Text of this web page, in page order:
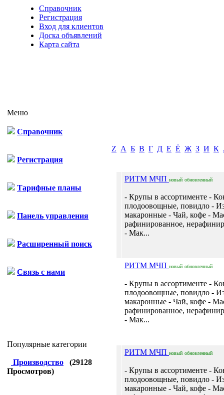
Справочник
Регистрация
Вход для клиентов
Доска объявлений
Карта сайта
Меню
Справочник
Регистрация
Тарифные планы
Панель управления
Расширенный поиск
Связь с нами
Популярные категории
Производство (29128
Просмотров)
Z А Б В Г Д Е Ё Ж З И К
РИТМ МЧП новый обновленный
- Крупы в ассортименте -
плодоовощные, повидло -
макаронные - Чай, кофе -
рафинированное,
- Мак...
РИТМ МЧП новый обновленный
- Крупы в ассортименте -
плодоовощные, повидло -
макаронные - Чай, кофе -
рафинированное,
- Мак...
РИТМ МЧП новый обновленный
- Крупы в ассортименте -
плодоовощные, повидло -
макаронные - Чай, кофе -